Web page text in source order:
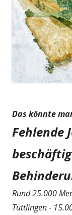
Das könnte
Fehlende
Rund 25.000
Tuttlingen -